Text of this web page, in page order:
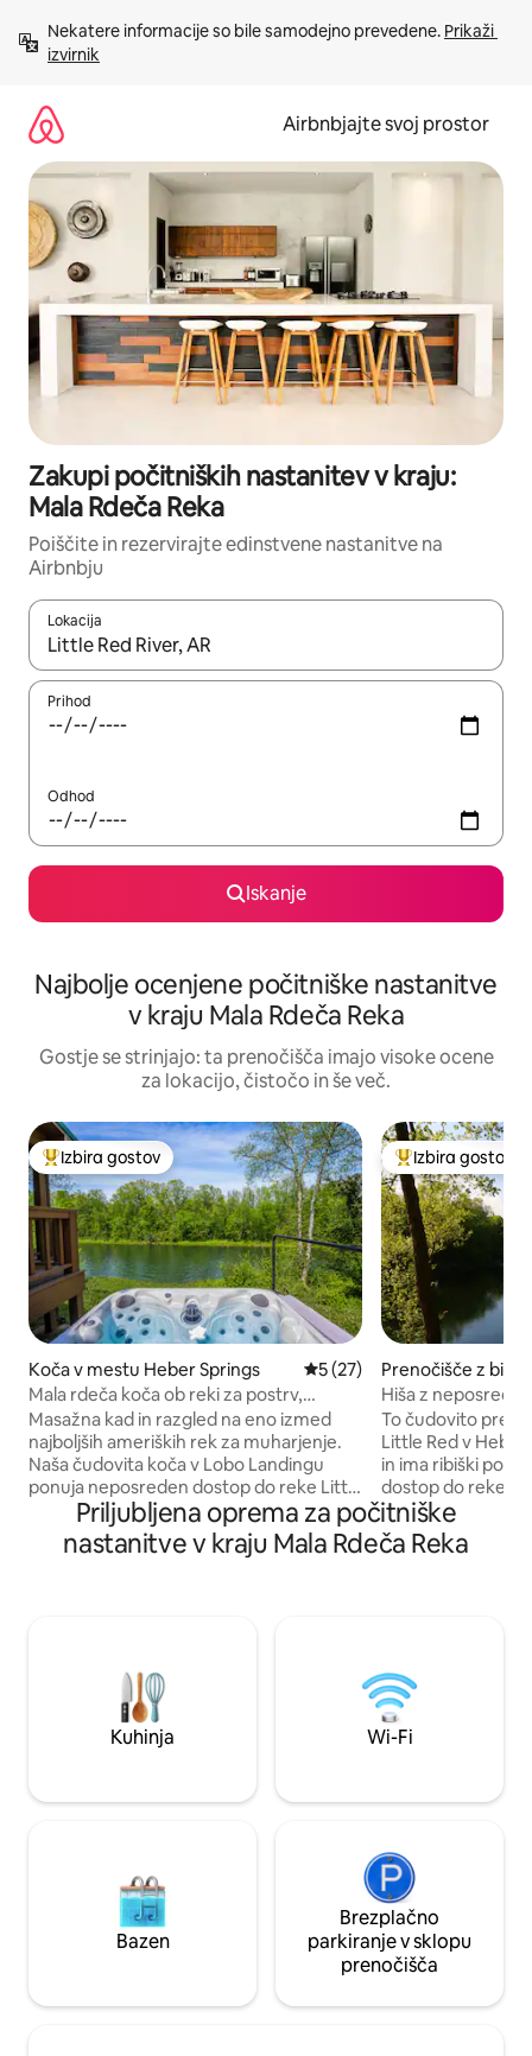
vsebino
Nekatere informacije so bile samodejno prevedene. Prikaži
izvirnik
Airbnbjajte svoj prostor
Zakupi počitniških nastanitev v kraju:
Mala Rdeča Reka
Poiščite in rezervirajte edinstvene nastanitve na
Airbnbju
Lokacija
Ko so rezultati na voljo, krmarite s puščičnima tipkama gor in
Prihod
Odhod
Iskanje
Najbolje ocenjene počitniške nastanitve
v kraju Mala Rdeča Reka
Gostje se strinjajo: ta prenočišča imajo visoke ocene
za lokacijo, čistočo in še več.
Najbolj priljubljena prenočišča z značko »Izbira gostov«
Izbira gostov
Koča v mestu Heber Springs Povprečna ocena: 5 od 5,
5 (27)
Mala rdeča koča ob reki za postrv,
masažna kad in razgled
Masažna kad in razgled na eno izmed
najboljših ameriških rek za muharjenje.
Naša čudovita koča v Lobo Landingu
ponuja neposreden dostop do reke Little
Red z ladjo, vrhunske postelje (zakonska
postelja in 2 enojni postelji XL, primerni
za odrasle), hiter internet Starlink,
ob ognju ali v masažni kadi ● Predvajajte
svoje najljubše vsebine na 58-palčnem
pametnem televizorju Idealno za ribiče,
pare in družine
Najbolj
Izbira gostov
Prenočišče z
orom v mestu
s
Hiša z
Little Red River
To čudovito
Little Red v
in ima ribiški
dostop do reke do
Popolno za
ribolov ali pa
sprostitev.
Spektakularen
rečni zavoj in
Uživajte v
namestitev.
Priljubljena oprema za počitniške
nastanitve v kraju Mala Rdeča Reka
Kuhinja Wi-Fi
Bazen
Brezplačno
parkiranje v sklopu
prenočišča